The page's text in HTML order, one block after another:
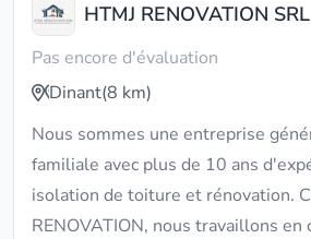
HTMJ RENOVATION SRL
Pas encore d'évaluation
Dinant(8 km)
Nous sommes une entreprise
familiale avec plus de 10 ans
isolation de toiture et rénovation.
RENOVATION, nous travaillons